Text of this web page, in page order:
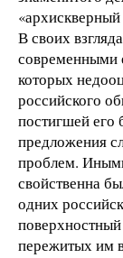
В своих
современными
которых
российского
постигшей его
предложения
проблем.
свойственна
одних
пережитых им